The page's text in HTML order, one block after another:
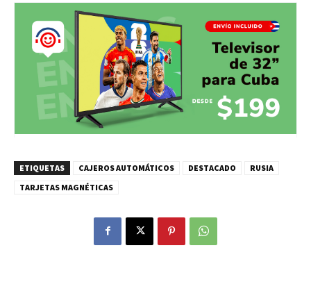
ETIQUETAS CAJEROS AUTOMÁTICOS DESTACADO
RUSIA
TARJETAS MAGNÉTICAS